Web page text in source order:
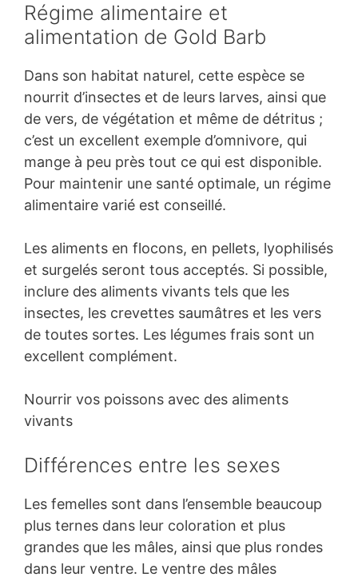
Régime alimentaire et
alimentation de Gold Barb
Dans son habitat naturel, cette espèce se
nourrit d’insectes et de leurs larves, ainsi que
de vers, de végétation et même de détritus ;
c’est un excellent exemple d’omnivore, qui
mange à peu près tout ce qui est disponible.
Pour maintenir une santé optimale, un régime
alimentaire varié est conseillé.
Les aliments en flocons, en pellets, lyophilisés
et surgelés seront tous acceptés. Si possible,
inclure des aliments vivants tels que les
insectes, les crevettes saumâtres et les vers
de toutes sortes. Les légumes frais sont un
excellent complément.
Nourrir vos poissons avec des aliments
vivants
Différences entre les sexes
Les femelles sont dans l’ensemble beaucoup
plus ternes dans leur coloration et plus
grandes que les mâles, ainsi que plus rondes
dans leur ventre. Le ventre des mâles